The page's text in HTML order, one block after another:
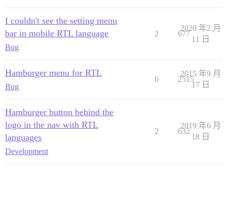
I couldn't see the setting menu
bar in mobile RTL language
Bug
2 677
2020 年2 月
11 日
Hamburger menu for RTL
Bug
6 2515
2015 年9 月
17 日
Hamburger button behind the
logo in the nav with RTL
languages
Development
2 632
2019 年6 月
18 日